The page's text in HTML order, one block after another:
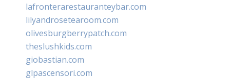
lafronterarestauranteybar.com
lilyandrosetearoom.com
olivesburgberrypatch.com
theslushkids.com
giobastian.com
glpascensori.com